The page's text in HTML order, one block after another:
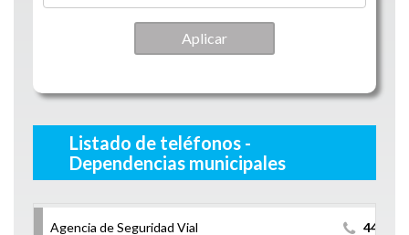
Listado de teléfonos -
Dependencias municipales
Agencia de Seguridad Vial